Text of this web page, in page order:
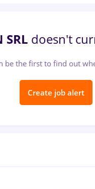
SRL doesn't
be the first to find out
Create job alert